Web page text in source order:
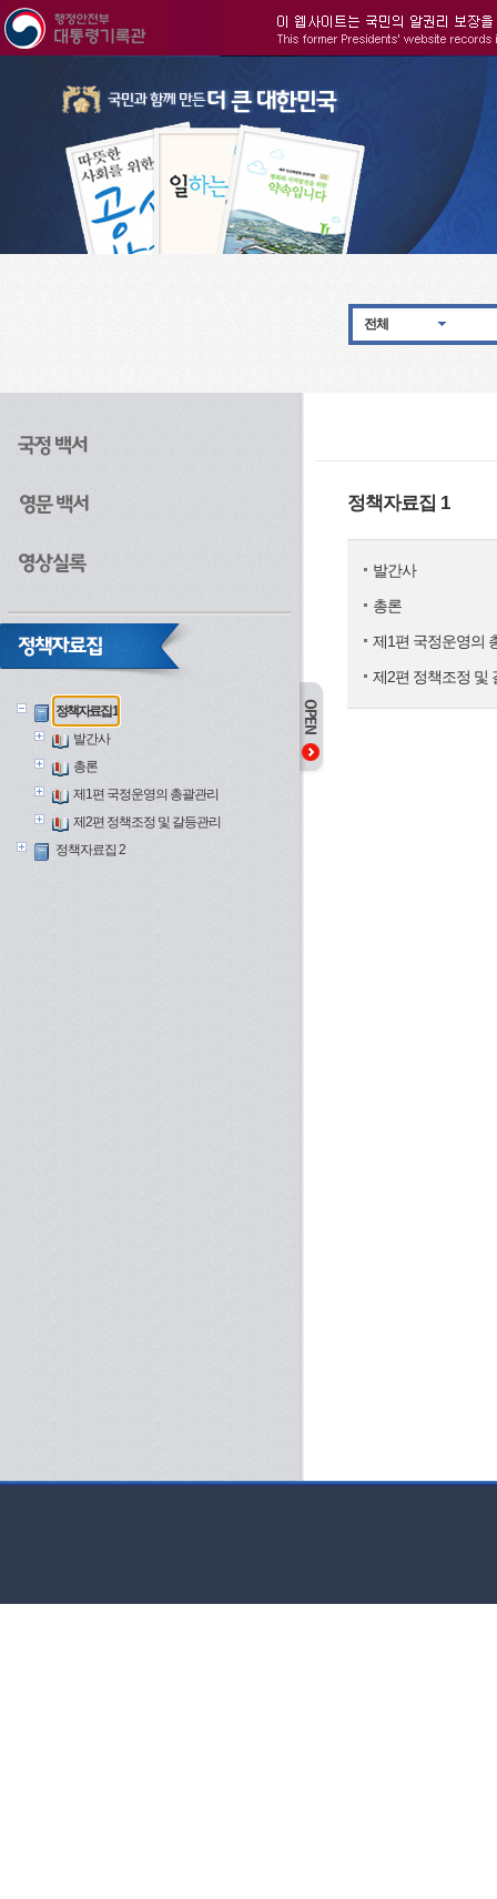
전체
정책자료집 1
발간사
총론
제1편 국정운영의 총괄관리
제2편 정책조정 및 갈등관리
정책자료집 2
정책자료집 1
발간사
총론
제1편 국정운영의
제2편 정책조정 및